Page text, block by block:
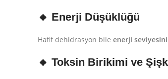
🔸 Enerji Düşüklüğü
Hafif dehidrasyon bile enerji
🔸 Toksin Birikimi ve